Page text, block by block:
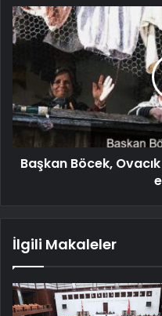
Başkan Böcek,
İlgili Makaleler